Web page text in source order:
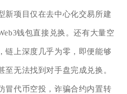
新项目仅在去中心化交易所建
钱包直接兑换。还有大量空
链上深度几乎为零，即便能够
至无法找到对手盘完成兑换。
冒代币空投，诈骗合约内置转